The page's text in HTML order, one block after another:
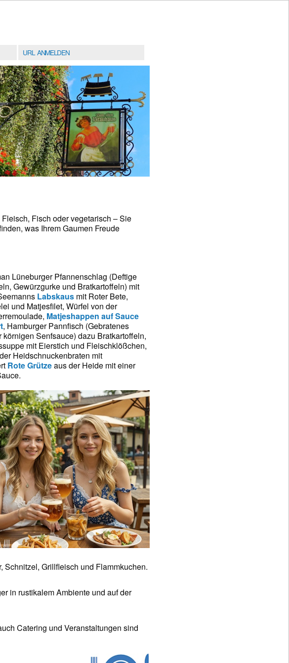
URL ANMELDEN
Fisch oder vegetarisch – Sie
was Ihrem Gaumen Freude
Lüneburger Pfannenschlag (Deftige
Gewürzgurke und Bratkartoffeln) mit
Labskaus mit Roter Bete,
und Matjesfilet, Würfel von der
Matjeshappen auf Sauce
, Hamburger Pannfisch (Gebratenes
Senfsauce) dazu Bratkartoffeln,
mit Eierstich und Fleischklößchen,
Heidschnuckenbraten mit
Rote Grützeaus der Heide mit einer
Grillfleisch und Flammkuchen.
in rustikalem Ambiente und auf der
Catering und Veranstaltungen sind